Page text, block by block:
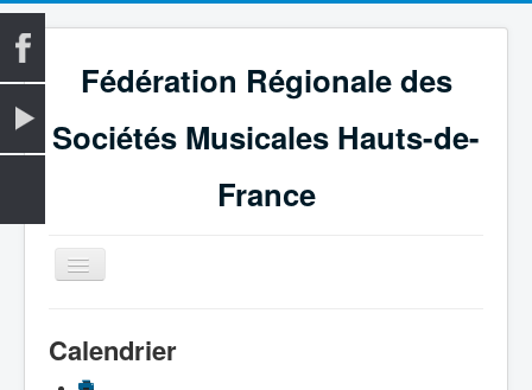
Fédération Régionale des
Sociétés Musicales Hauts-de-
France
Basculer
la
La Fédération
Calendrier